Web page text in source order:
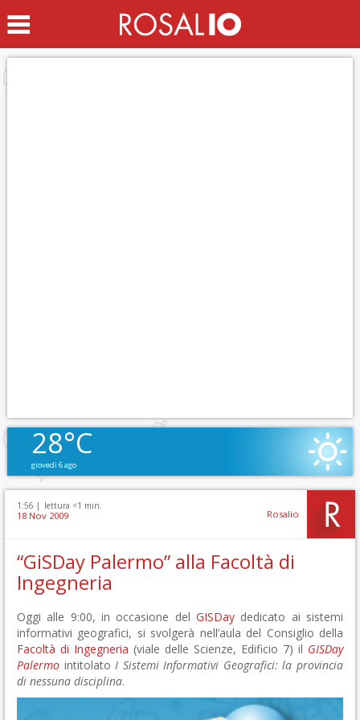
28°C
giovedì 6 ago
1:56 | lettura <1 min.
18 Nov 2009 Rosalio
“GiSDay Palermo” alla Facoltà di
Ingegneria
Oggi alle 9:00, in occasione del GISDay dedicato ai sistemi
informativi geografici, si svolgerà nell’aula del Consiglio della
Facoltà di Ingegneria (viale delle Scienze, Edificio 7) il GISDay
Palermo intitolatoI Sistemi Informativi Geografici: la provincia
di nessuna disciplina.